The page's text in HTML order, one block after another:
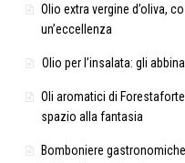
Olio extra vergine d’oliva,
un’eccellenza
Olio per l’insalata: gli
Oli aromatici di
spazio alla fantasia
Bomboniere